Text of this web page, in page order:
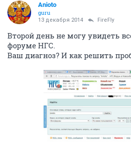
Anioto
guru
13 декабря 2014 FireFly
Второй день не могу увидеть
форуме НГС.
Ваш диагноз? И как решить